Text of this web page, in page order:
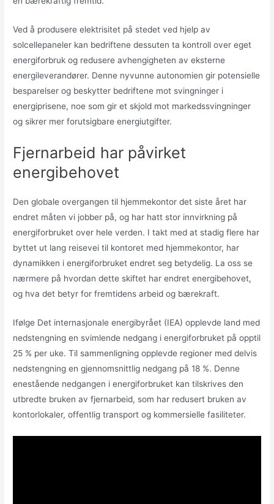
Ved å produsere elektrisitet på stedet ved hjelp av
solcellepaneler kan bedriftene dessuten ta kontroll over eget
energiforbruk og redusere avhengigheten av eksterne
energileverandører. Denne nyvunne autonomien gir potensielle
besparelser og beskytter bedriftene mot svingninger i
energiprisene, noe som gir et skjold mot markedssvingninger
og sikrer mer forutsigbare energiutgifter.
Fjernarbeid har påvirket
energibehovet
Den globale overgangen til hjemmekontor det siste året har
endret måten vi jobber på, og har hatt stor innvirkning på
energiforbruket over hele verden. I takt med at stadig flere har
byttet ut lang reisevei til kontoret med hjemmekontor, har
dynamikken i energiforbruket endret seg betydelig. La oss se
nærmere på hvordan dette skiftet har endret energibehovet,
og hva det betyr for fremtidens arbeid og bærekraft.
Ifølge Det internasjonale energibyrået (IEA) opplevde land med
nedstengning en svimlende nedgang i energiforbruket på opptil
25 % per uke. Til sammenligning opplevde regioner med delvis
nedstengning en gjennomsnittlig nedgang på 18 %. Denne
enestående nedgangen i energiforbruket kan tilskrives den
utbredte bruken av fjernarbeid, som har redusert bruken av
kontorlokaler, offentlig transport og kommersielle fasiliteter.